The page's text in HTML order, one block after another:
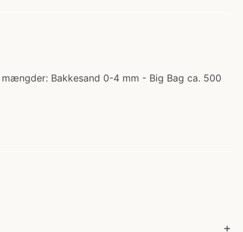
Bakkesand 0-4 mm - Big Bag ca. 500